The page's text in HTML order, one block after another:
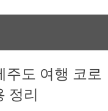
주도 여행 코로
정리